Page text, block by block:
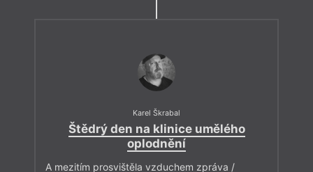
Karel Škrabal
Štědrý den na klinice umělého
oplodnění
A mezitím prosvištěla vzduchem zpráva /